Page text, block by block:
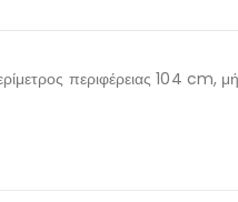
περιφέρειας 104 cm,